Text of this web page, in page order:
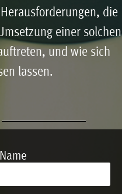
die
einer solchen
und wie sich
lassen.